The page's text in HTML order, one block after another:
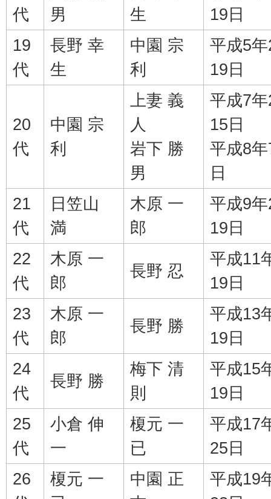
代
男
生
19日
19
代
長野 幸
生
中園 宗
利
平成5
19日
20
代
中園 宗
利
上妻 義
人
岩下 勝
男
平成7
15日
平成8
日
21
代
日笠山
満
木原 一
郎
平成9
19日
22
代
木原 一
郎
長野 忍
平成11
19日
23
代
木原 一
郎
長野 勝
平成13
19日
24
代
長野 勝
梅下 清
則
平成15
19日
25
代
小倉 伸
一
榎元 一
已
平成17
25日
26
榎元 一
中園 正
平成19